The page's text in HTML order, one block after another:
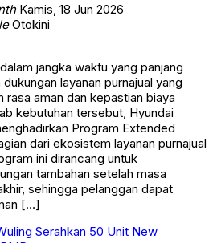
Kamis, 18 Jun 2026
Otokini
jangka waktu yang panjang
layanan purnajual yang
rasa aman dan kepastian biaya
kebutuhan tersebut, Hyundai
Program Extended
dari ekosistem layanan purnajual
ini dirancang untuk
tambahan setelah masa
sehingga pelanggan dapat
[…]